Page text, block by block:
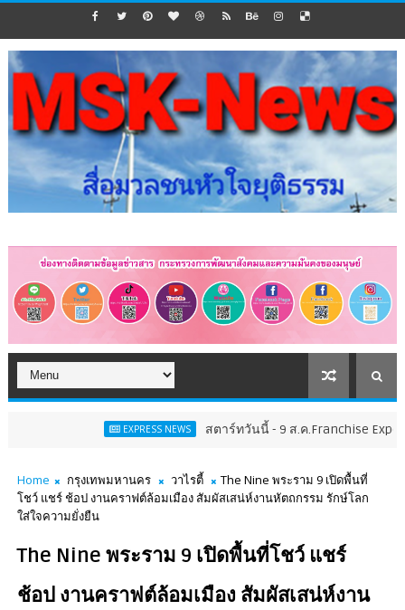
สตาร์ทวันนี้ - 9 ส.ค.Franchise Expo Thailand &
Home กรุงเทพมหานคร วาไรตี้
The Nine พระราม 9 เปิดพื้นที่
โชว์ แชร์ ช้อป งานคราฟต์ล้อมเมือง สัมผัสเสน่ห์งานหัตถกรรม รักษ์โลก
ใส่ใจความยั่งยืน
The Nine พระราม 9 เปิดพื้นที่โชว์ แชร์
ช้อป งานคราฟต์ล้อมเมือง สัมผัสเสน่ห์งาน